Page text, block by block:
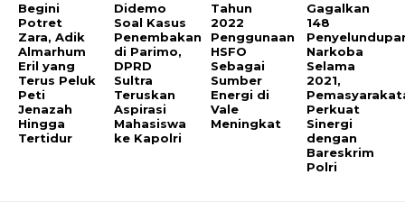
Begini
Potret
Zara, Adik
Almarhum
Eril yang
Terus Peluk
Peti
Jenazah
Hingga
Tertidur
Didemo
Soal Kasus
Penembakan
di Parimo,
DPRD
Sultra
Teruskan
Aspirasi
Mahasiswa
ke Kapolri
Tahun
2022
Penggunaan
HSFO
Sebagai
Sumber
Energi di
Vale
Meningkat
Gagalkan
148
Narkoba
Selama
2021,
Perkuat
Sinergi
dengan
Bareskrim
Polri